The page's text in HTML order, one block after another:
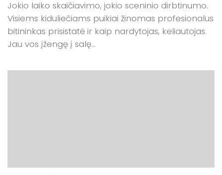
Jokio laiko skaičiavimo, jokio sceninio dirbtinumo.
Visiems kiduliečiams puikiai žinomas profesionalus
bitininkas prisistatė ir kaip nardytojas, keliautojas.
Jau vos įžengę į salę...